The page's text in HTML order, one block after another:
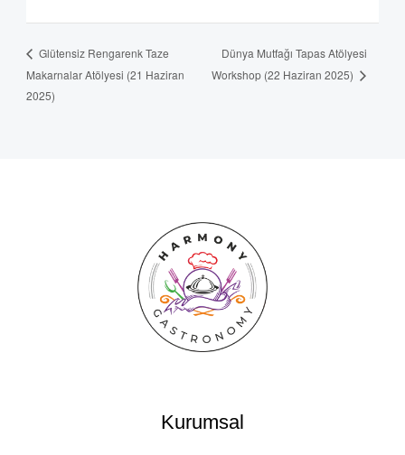
Glütensiz Rengarenk Taze
Makarnalar Atölyesi (21 Haziran
2025)
Dünya Mutfağı Tapas Atölyesi
Workshop (22 Haziran 2025)
Kurumsal